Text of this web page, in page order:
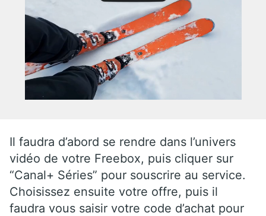
Il faudra d’abord se rendre dans l’univers
vidéo de votre Freebox, puis cliquer sur
“Canal+ Séries” pour souscrire au service.
Choisissez ensuite votre offre, puis il
faudra vous saisir votre code d’achat pour